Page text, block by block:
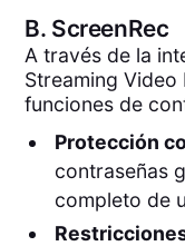
B. ScreenRec
A través de la
Streaming
funciones de
Protección
contraseñas
completo de